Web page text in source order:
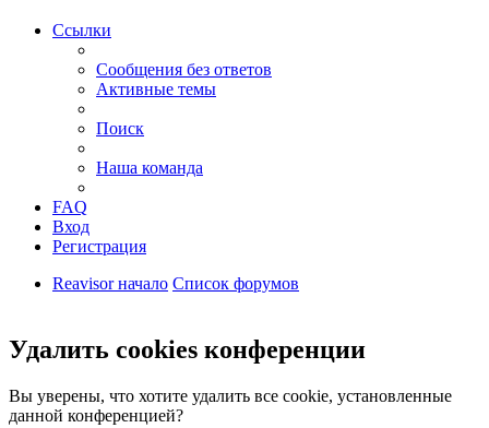
Ссылки
Сообщения без ответов
Активные темы
Поиск
Наша команда
FAQ
Вход
Регистрация
Reavisor начало Список форумов
Удалить cookies конференции
Вы уверены, что хотите удалить все cookie, установленные
данной конференцией?